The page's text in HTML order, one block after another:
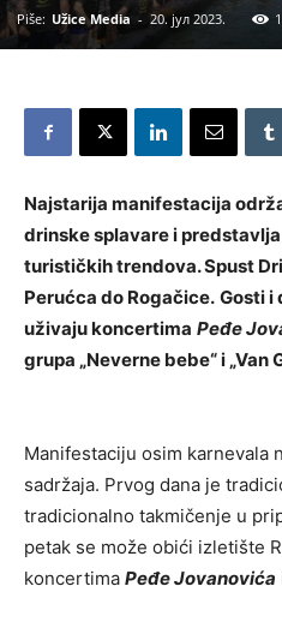
Piše: Užice Media - 20. јул 2023.
Najstarija manifestacija
drinske splavare i
turističkih trendova. Spust
Perućca do Rogačice. Gosti i
uživaju koncertima Peđe
grupa „Neverne bebe“ i „Van
Manifestaciju osim karnevala
sadržaja. Prvog dana je
tradicionalno takmičenje u
petak se može obići izletište
koncertima Peđe Jovanovića